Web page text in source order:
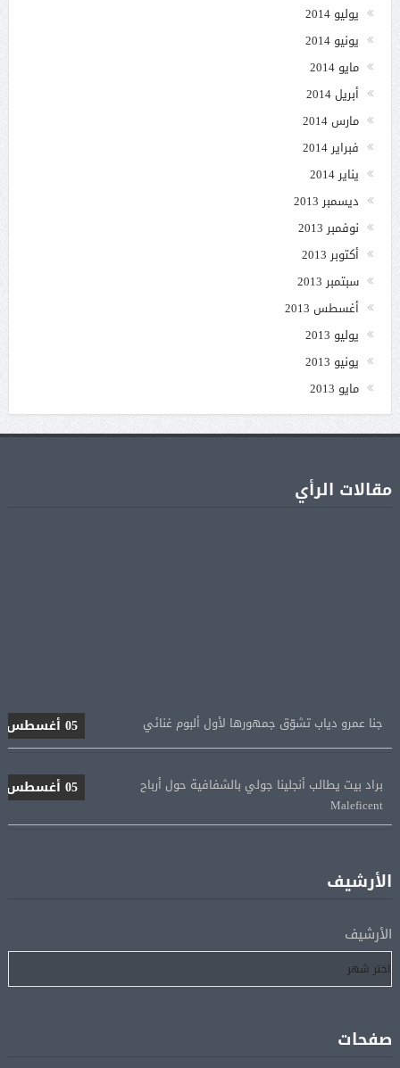
يوليو 2014
يونيو 2014
مايو 2014
أبريل 2014
مارس 2014
فبراير 2014
يناير 2014
ديسمبر 2013
نوفمبر 2013
أكتوبر 2013
سبتمبر 2013
أغسطس 2013
يوليو 2013
يونيو 2013
مايو 2013
مقالات الرأي
Maleficent
لإتمام انتقاله إلى طرابزون سبور
الأرشيف
الأرشيف
صفحات